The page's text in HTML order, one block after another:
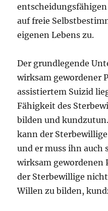
auf freie
eigenen Lebens zu.
Der grundlegende
wirksam gewordener
assistiertem Suizid
Fähigkeit des
bilden und
kann der
und er muss ihn auch
wirksam gewordenen
der Sterbewillige
Willen zu bilden,